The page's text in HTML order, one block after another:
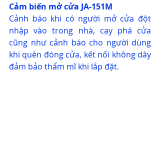
Cảm biến mở cửa JA-151M
Cảnh báo khi có người mở cửa đột
nhập vào trong nhà, cạy phá cửa
cũng như cảnh báo cho người dùng
khi quên đóng cửa, kết nối không dây
đảm bảo thẩm mĩ khi lắp đặt.